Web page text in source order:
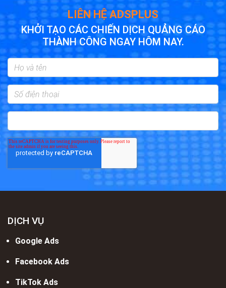
LIÊN HỆ ADSPLUS
KHỞI TẠO CÁC CHIẾN DỊCH QUẢNG CÁO
THÀNH CÔNG NGAY HÔM NAY.
DỊCH VỤ
Google Ads
Facebook Ads
TikTok Ads